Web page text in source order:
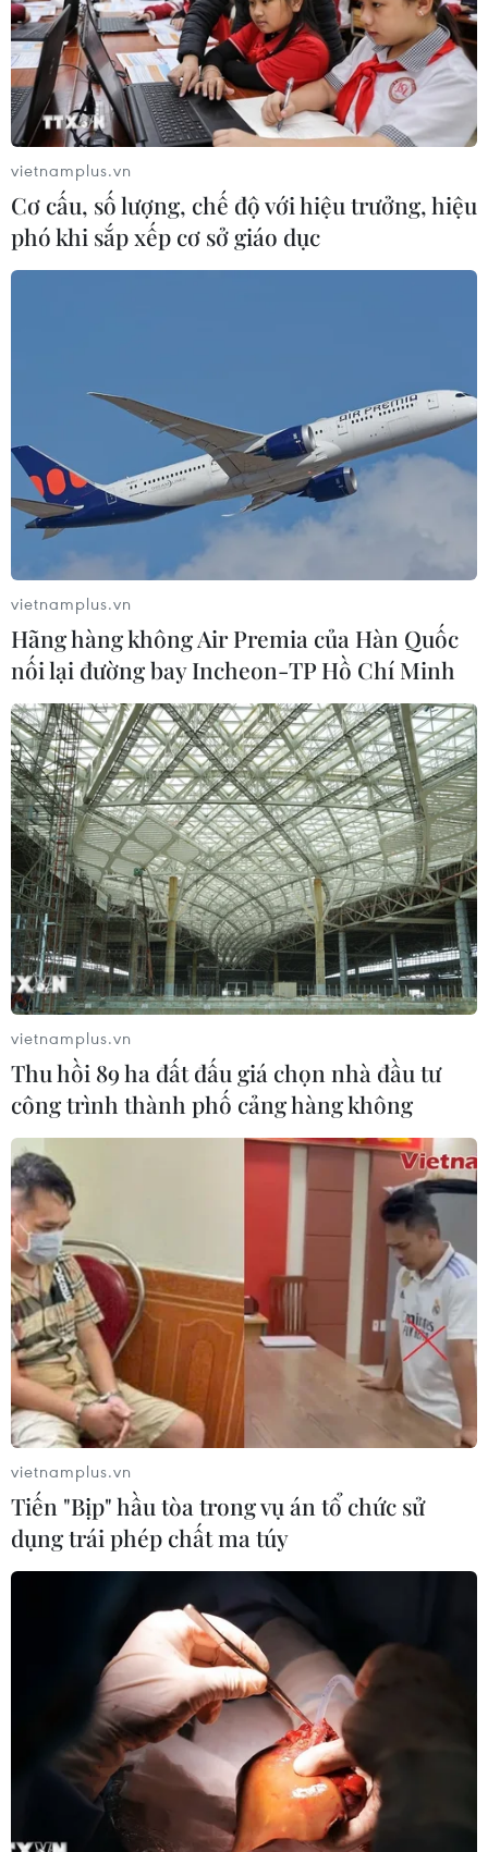
vietnamplus.vn
Cơ cấu, số lượng, chế độ với hiệu trưởng, hiệu
phó khi sắp xếp cơ sở giáo dục
vietnamplus.vn
Hãng hàng không Air Premia của Hàn Quốc
nối lại đường bay Incheon-TP Hồ Chí Minh
vietnamplus.vn
Thu hồi 89 ha đất đấu giá chọn nhà đầu tư
công trình thành phố cảng hàng không
vietnamplus.vn
Tiến "Bịp" hầu tòa trong vụ án tổ chức sử
dụng trái phép chất ma túy